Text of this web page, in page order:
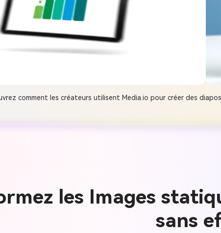
comment les créateurs utilisent Media.io pour créer des
les Images
sans